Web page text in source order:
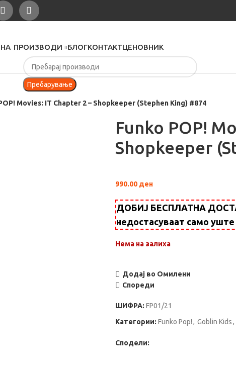
ПРОИЗВОДИ БЛОГКОНТАКТЦЕНОВНИК
Пребарување
Movies: IT Chapter 2 – Shopkeeper (Stephen King) #874
Funko POP!
Shopkeeper
990.00 ден
ДОБИЈ БЕСПЛАТНА
недостасуваат само уште
Нема на залиха
Додај во Омилени
Спореди
ШИФРА: FP01/21
Категории: Funko Pop!, Goblin Kids,
Сподели: